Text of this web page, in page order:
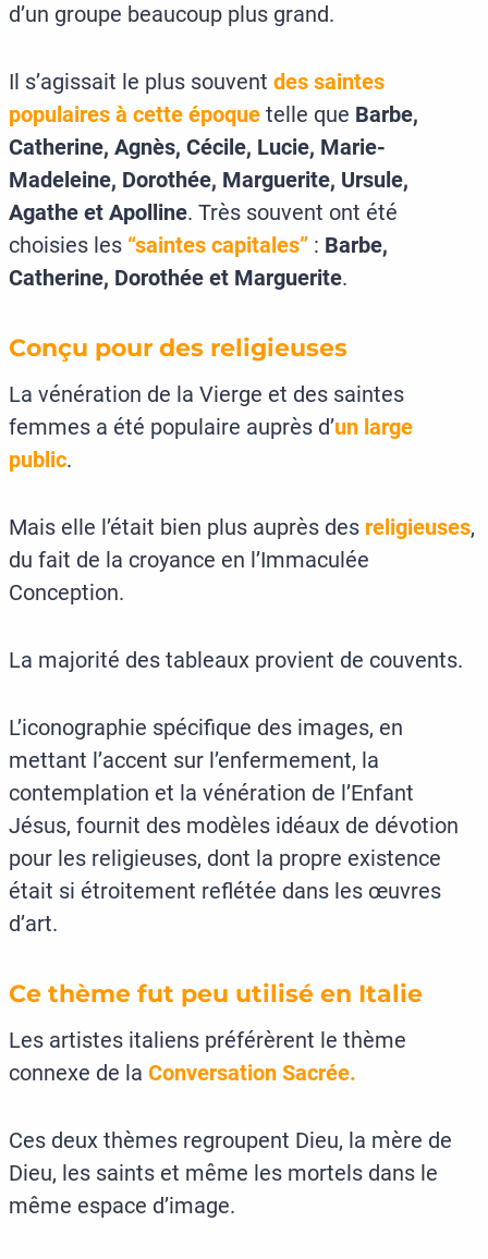
d’un groupe beaucoup plus grand.
Il s’agissait le plus souvent des saintes
populaires à cette époque telle que Barbe,
Catherine, Agnès, Cécile, Lucie, Marie-
Madeleine, Dorothée, Marguerite, Ursule,
Agathe et Apolline. Très souvent ont été
choisies les “saintes capitales” : Barbe,
Catherine, Dorothée et Marguerite.
Conçu pour des religieuses
La vénération de la Vierge et des saintes
femmes a été populaire auprès d’un large
public.
Mais elle l’était bien plus auprès des religieuses,
du fait de la croyance en l’Immaculée
Conception.
La majorité des tableaux provient de couvents.
L’iconographie spécifique des images, en
mettant l’accent sur l’enfermement, la
contemplation et la vénération de l’Enfant
Jésus, fournit des modèles idéaux de dévotion
pour les religieuses, dont la propre existence
était si étroitement reflétée dans les œuvres
d’art.
Ce thème fut peu utilisé en Italie
Les artistes italiens préférèrent le thème
connexe de la Conversation Sacrée.
Ces deux thèmes regroupent Dieu, la mère de
Dieu, les saints et même les mortels dans le
même espace d’image.